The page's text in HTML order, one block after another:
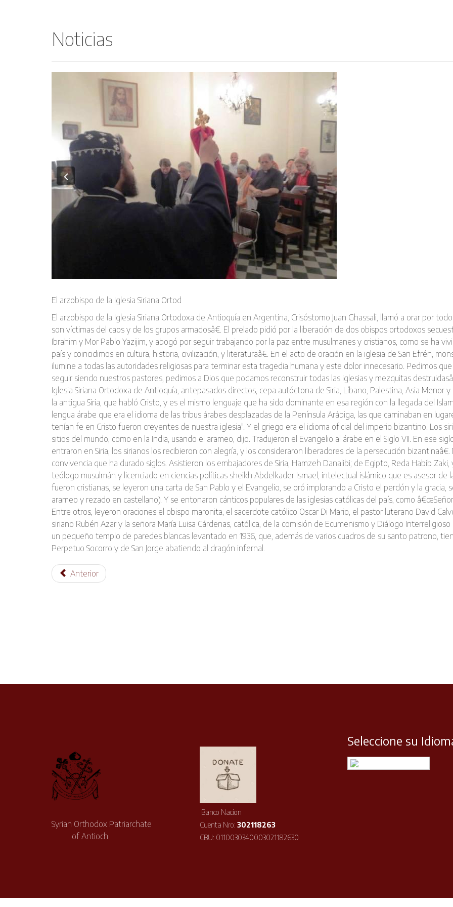
Noticias
Previous
El arzobispo de la Iglesia Siriana Ortod
El arzobispo de la Iglesia Siriana Ortodoxa de Antioquí­a en Argentina, Crisóstomo Juan Ghassali, llamó a orar por
son ví­ctimas del caos y de los grupos armadosâ€. El prelado pidió por la liberación de dos obispos ortodoxos
Ibrahim y Mor Pablo Yazijim, y abogó por seguir trabajando por la paz entre musulmanes y cristianos, como se ha
paí­s y coincidimos en cultura, historia, civilización, y literaturaâ€. En el acto de oración en la iglesia de San Efrén,
ilumine a todas las autoridades religiosas para terminar esta tragedia humana y este dolor innecesario. Pedimos
seguir siendo nuestros pastores, pedimos a Dios que podamos reconstruir todas las iglesias y mezquitas
Iglesia Siriana Ortodoxa de Antioquí­a, antepasados directos, cepa autóctona de Siria, Lí­bano, Palestina, Asia Menor
la antigua Siria, que habló Cristo, y es el mismo lenguaje que ha sido dominante en esa región con la llegada del
lengua árabe que era el idioma de las tribus árabes desplazadas de la Pení­nsula Arábiga, las que caminaban en
tení­an fe en Cristo fueron creyentes de nuestra iglesia". Y el griego era el idioma oficial del imperio bizantino. Los
sitios del mundo, como en la India, usando el arameo, dijo. Tradujeron el Evangelio al árabe en el Siglo VII. En ese
entraron en Siria, los sirianos los recibieron con alegrí­a, y los consideraron liberadores de la persecución
convivencia que ha durado siglos. Asistieron los embajadores de Siria, Hamzeh Danalibi; de Egipto, Reda Habib
teólogo musulmán y licenciado en ciencias polí­ticas sheikh Abdelkader Ismael, intelectual islámico que es asesor de
fueron cristianas, se leyeron una carta de San Pablo y el Evangelio, se oró implorando a Cristo el perdón y la
arameo y rezado en castellano). Y se entonaron cánticos populares de las iglesias católicas del paí­s, como
Entre otros, leyeron oraciones el obispo maronita, el sacerdote católico Oscar Di Mario, el pastor luterano David
siriano Rubén Azar y la señora Marí­a Luisa Cárdenas, católica, de la comisión de Ecumenismo y Diálogo
un pequeño templo de paredes blancas levantado en 1936, que, además de varios cuadros de su santo patrono,
Perpetuo Socorro y de San Jorge abatiendo al dragón infernal.
Anterior
Syrian Orthodox Patriarchate
of Antioch
Banco Nacion
Cuenta Nro: 302118263
CBU: 0110030340003021182630
Seleccione su